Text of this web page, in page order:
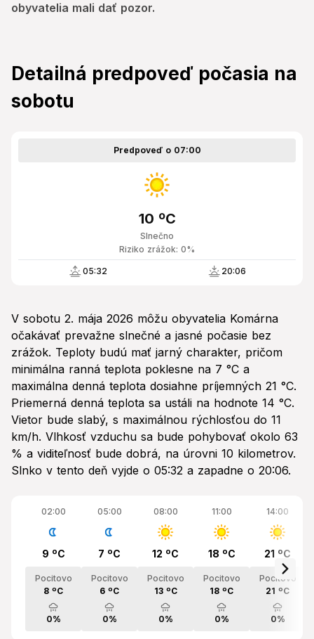
obyvatelia mali dať pozor.
Detailná predpoveď počasia na
sobotu
Predpoveď o 07:00
Slnečno
10 ºC
Riziko zrážok: 0%
05:32 20:06
V sobotu 2. mája 2026 môžu obyvatelia Komárna
očakávať prevažne slnečné a jasné počasie bez
zrážok. Teploty budú mať jarný charakter, pričom
minimálna ranná teplota poklesne na 7 °C a
maximálna denná teplota dosiahne príjemných 21 °C.
Priemerná denná teplota sa ustáli na hodnote 14 °C.
Vietor bude slabý, s maximálnou rýchlosťou do 11
km/h. Vlhkosť vzduchu sa bude pohybovať okolo 63
% a viditeľnosť bude dobrá, na úrovni 10 kilometrov.
Slnko v tento deň vyjde o 05:32 a zapadne o 20:06.
02:00
9 ºC
Pocitovo
8 ºC
0%
05:00
7 ºC
Pocitovo
6 ºC
0%
08:00
12 ºC
Pocitovo
13 ºC
0%
11:00
18 ºC
Pocitovo
18 ºC
0%
14:00
21 ºC
Pocitovo
21 ºC
0%